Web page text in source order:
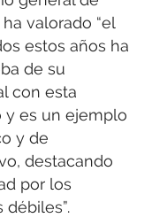
valorado “el
estos años ha
de su
con esta
y es un ejemplo
y de
destacando
por los